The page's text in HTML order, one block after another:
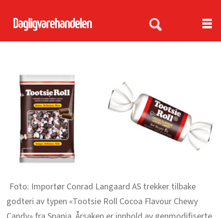
Importør Conrad Langaard AS trekker tilbake
godteri av typen «Tootsie Roll Cocoa Flavour Chewy